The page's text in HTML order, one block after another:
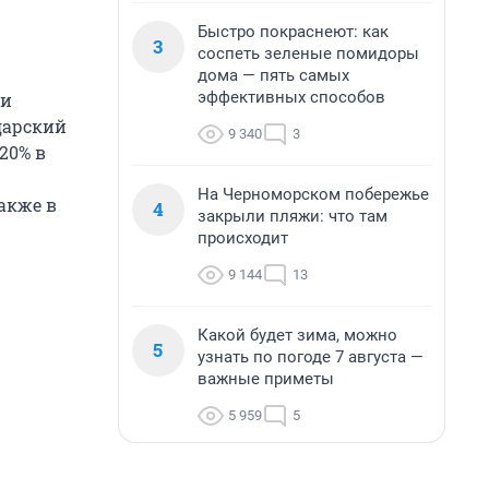
в
в
3
Быстро покраснеют: как
соспеть зеленые помидоры
дома — пять самых
эффективных способов
9 340 3
4
На Черноморском побережье
закрыли пляжи: что там
происходит
9 144 13
5
Какой будет зима, можно
узнать по погоде 7 августа —
важные приметы
5 959 5